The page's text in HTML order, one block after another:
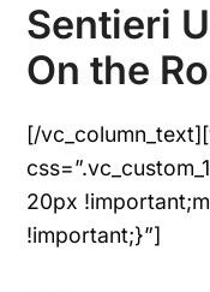
Sentieri
On the
[/
20px
!important;}”]